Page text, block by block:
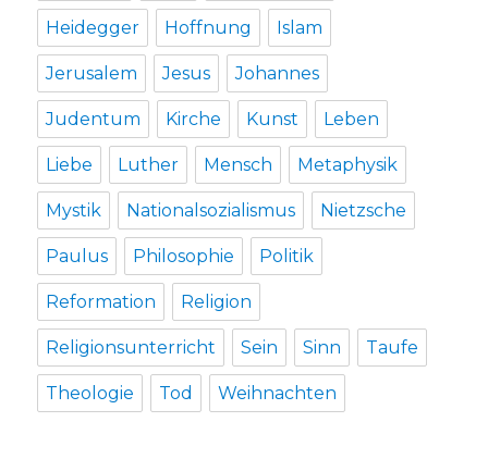
Heidegger Hoffnung Islam
Jerusalem Jesus Johannes
Judentum Kirche Kunst Leben
Liebe Luther Mensch Metaphysik
Mystik Nationalsozialismus Nietzsche
Paulus Philosophie Politik
Reformation Religion
Religionsunterricht Sein Sinn Taufe
Theologie Tod Weihnachten